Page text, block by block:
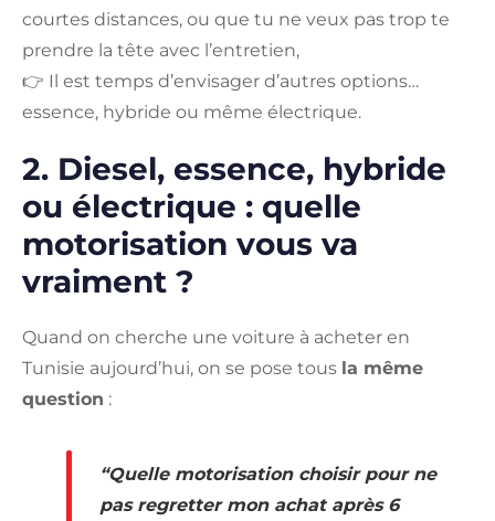
courtes distances, ou que tu ne veux pas trop te
prendre la tête avec l’entretien,
👉 Il est temps d’envisager d’autres options…
essence, hybride ou même électrique.
2. Diesel, essence, hybride
ou électrique : quelle
motorisation vous va
vraiment ?
Quand on cherche une voiture à acheter en
Tunisie aujourd’hui, on se pose tous la même
question :
“Quelle motorisation choisir pour ne
pas regretter mon achat après 6